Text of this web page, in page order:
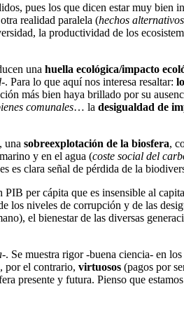
pues los que dicen estar muy bien
realidad paralela (hechos alternativos
la productividad de los
una huella ecológica/impacto
-. Para lo que aquí nos interesa resaltar:
más bien haya brillado por su
comunales… la desigualdad de
una sobreexplotación de la biosfera,
y en el agua (coste social del
es clara señal de pérdida de la
PIB per cápita que es insensible al
los niveles de corrupción y de las
el bienestar de las diversas
-. Se muestra rigor -buena ciencia- en
por el contrario, virtuosos (pagos por
presente y futura. Pienso que